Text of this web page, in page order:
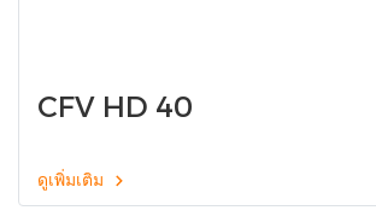
CFV HD 40
ดูเพิ่มเติม